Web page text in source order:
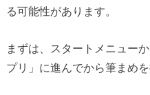
る可能性があります。
まずは、スタートメニュー
プリ」に進んでから筆まめを